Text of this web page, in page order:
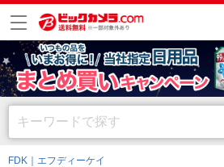
FDK｜エフディーケイ